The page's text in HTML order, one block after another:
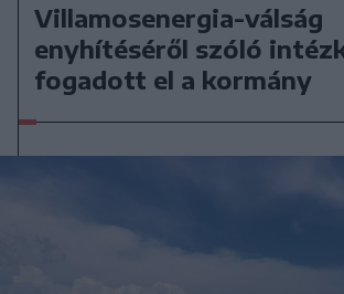
Villamosenergia-válság
enyhítéséről szóló
fogadott el a kormány